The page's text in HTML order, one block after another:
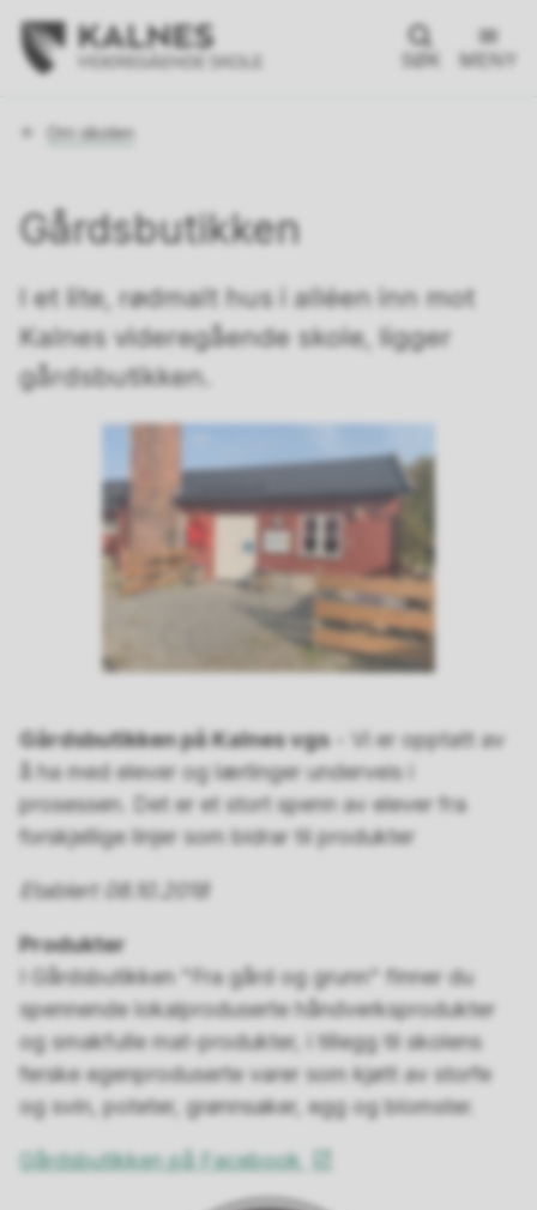
SØK MENY
Du
Om skolen
Gårdsbutikken
I et lite, rødmalt hus i alléen inn mot
Kalnes videregående skole, ligger
gårdsbutikken.
Gårdsbutikken på Kalnes vgs- Vi er opptatt av
å ha med elever og lærlinger underveis i
prosessen. Det er et stort spenn av elever fra
forskjellige linjer som bidrar til produkter
Etablert 08.10.2018
Produkter
I Gårdsbutikken "Fra gård og grunn" finner du
spennende lokalproduserte håndverksprodukter
og smakfulle mat-produkter, i tillegg til skolens
ferske egenproduserte varer som kjøtt av storfe
og svin, poteter, grønnsaker, egg og blomster.
Gårdsbutikken på Facebook